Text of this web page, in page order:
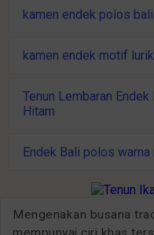
kamen endek polos bali
kamen endek motif lurik
Tenun Lembaran Endek
Hitam
Endek Bali polos warna
Mengenakan busana